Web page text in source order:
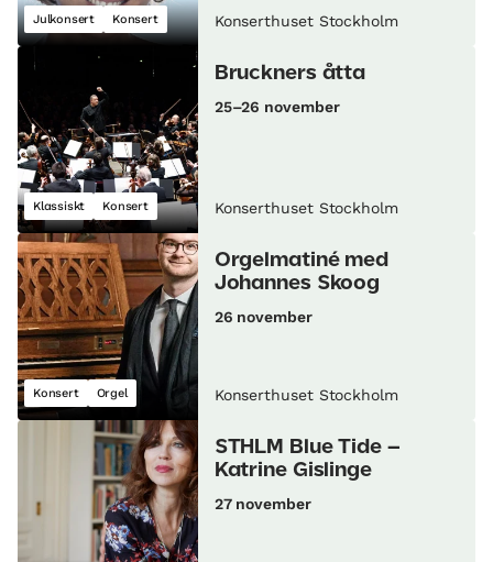
Julkonsert Konsert Konserthuset Stockholm
Klassiskt Konsert
Bruckners åtta
25–26 november
Konserthuset Stockholm
Konsert Orgel
Orgelmatiné med
Johannes Skoog
26 november
Konserthuset Stockholm
STHLM Blue Tide –
Katrine Gislinge
27 november